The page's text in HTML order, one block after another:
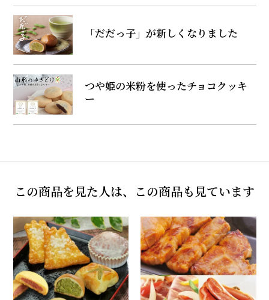
「だだっ子」が新しくなりました
つや姫の米粉を使ったチョコクッキ
ー
この商品を見た人は、この商品も見ています